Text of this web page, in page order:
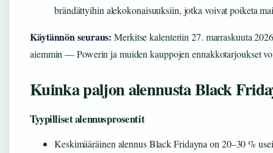
brändättyihin alekokonaisuuksiin, jotka voivat poiketa
Käytännön seuraus: Merkitse kalenteriin 27. marraskuuta
aiemmin — Powerin ja muiden kauppojen ennakkotarjoukset
Kuinka paljon alennusta Black
Tyypilliset alennusprosentit
Keskimääräinen alennus Black Fridayna on 20–30 %